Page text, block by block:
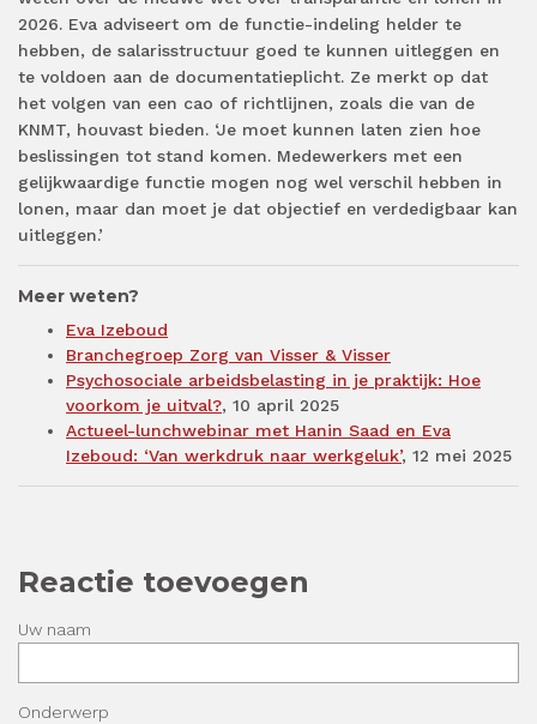
2026. Eva adviseert om de functie-indeling helder te
hebben, de salarisstructuur goed te kunnen uitleggen en
te voldoen aan de documentatieplicht. Ze merkt op dat
het volgen van een cao of richtlijnen, zoals die van de
KNMT, houvast bieden. ‘Je moet kunnen laten zien hoe
beslissingen tot stand komen. Medewerkers met een
gelijkwaardige functie mogen nog wel verschil hebben in
lonen, maar dan moet je dat objectief en verdedigbaar kan
uitleggen.’
Meer weten?
Eva Izeboud
Branchegroep Zorg van Visser & Visser
Psychosociale arbeidsbelasting in je praktijk: Hoe
voorkom je uitval?, 10 april 2025
Actueel-lunchwebinar met Hanin Saad en Eva
Izeboud: ‘Van werkdruk naar werkgeluk’, 12 mei 2025
Reactie toevoegen
Uw naam
Onderwerp